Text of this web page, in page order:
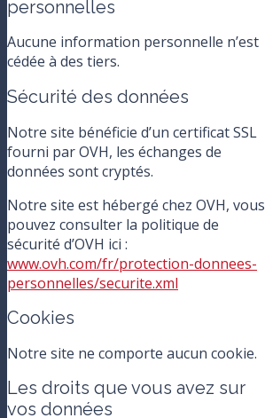
personnelles
Aucune information personnelle n’est
cédée à des tiers.
Sécurité des données
Notre site bénéficie d’un certificat SSL
fourni par OVH, les échanges de
données sont cryptés.
Notre site est hébergé chez OVH, vous
pouvez consulter la politique de
sécurité d’OVH ici :
www.ovh.com/fr/protection-donnees-
personnelles/securite.xml
Cookies
Notre site ne comporte aucun cookie.
Les droits que vous avez sur
vos données